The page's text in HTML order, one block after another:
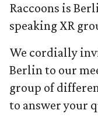
Raccoons is
speaking XR
We cordially
Berlin to our
group of
to answer your